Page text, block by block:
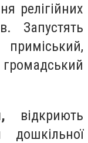
релігійних
Запустять
відкриють
дошкільної